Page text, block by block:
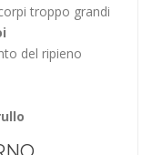
troppo grandi
del ripieno